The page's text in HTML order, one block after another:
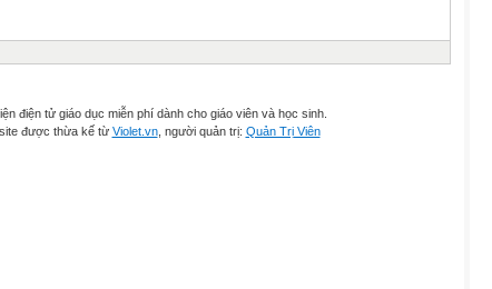
điện tử giáo dục miễn phí dành cho giáo viên và học sinh.
được thừa kế từ Violet.vn, người quản trị: Quản Trị Viên